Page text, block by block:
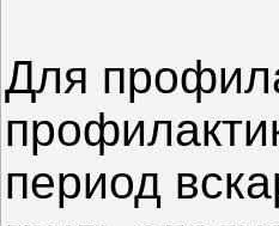
Для
период